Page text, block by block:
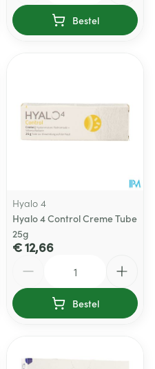
Bestel
Hyalo 4
Hyalo 4 Control Creme Tube
25g
€ 12,66
Bestel